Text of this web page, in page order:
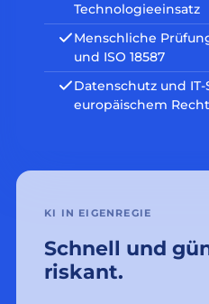
Technologieeinsatz
Menschliche
und ISO 18587
Datenschutz und
europäischem Recht
KI IN EIGENREGIE
Schnell und
riskant.